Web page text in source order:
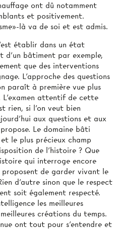
ont dû notamment
et positivement.
là va de soi et est admis.
établir dans un état
d'un bâtiment par exemple,
que des interventions
L'approche des questions
paraît à première vue plus
L’examen attentif de cette
rien, si l'on veut bien
aux questions et aux
Le domaine bâti
le plus précieux champ
de l'histoire ? Que
qui interroge encore
proposent de garder vivant le
d'autre sinon que le respect
soit également respecté.
les meilleures
créations du temps.
ont tout pour s'entendre et